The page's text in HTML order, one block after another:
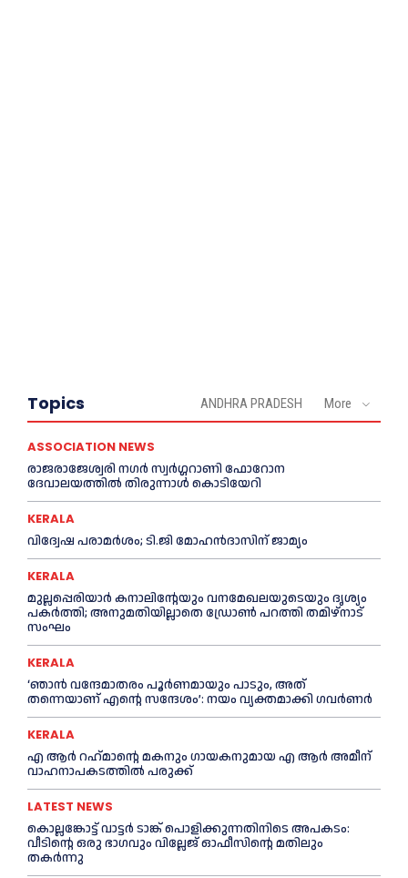
Topics ANDHRA PRADESH More
ASSOCIATION NEWS
രാജരാജേശ്വരി നഗർ സ്വർഗ്ഗറാണി ഫോറോന
ദേവാലയത്തിൽ തിരുന്നാൾ കൊടിയേറി
KERALA
വിദ്വേഷ പരാമര്‍ശം; ടി.ജി മോഹന്‍ദാസിന് ജാമ്യം
KERALA
മുല്ലപ്പെരിയാര്‍ കനാലിൻ്റേയും വനമേഖലയുടെയും ദൃശ്യം
പകര്‍ത്തി; അനുമതിയില്ലാതെ ഡ്രോണ്‍ പറത്തി തമിഴ്നാട്
സംഘം
KERALA
‘ഞാൻ വന്ദേമാതരം പൂര്‍ണമായും പാടും, അത്
തന്നെയാണ് എന്റെ സന്ദേശം’: നയം വ്യക്തമാക്കി ഗവര്‍ണര്‍
KERALA
എ ആര്‍ റഹ്‌മാന്റെ മകനും ഗായകനുമായ എ ആര്‍ അമീന്
വാഹനാപകടത്തില്‍ പരുക്ക്
LATEST NEWS
കൊല്ലങ്കോട്ട് വാട്ടര്‍ ടാങ്ക് പൊളിക്കുന്നതിനിടെ അപകടം:
വീടിന്റെ ഒരു ഭാഗവും വില്ലേജ് ഓഫീസിന്റെ മതിലും
തകര്‍ന്നു